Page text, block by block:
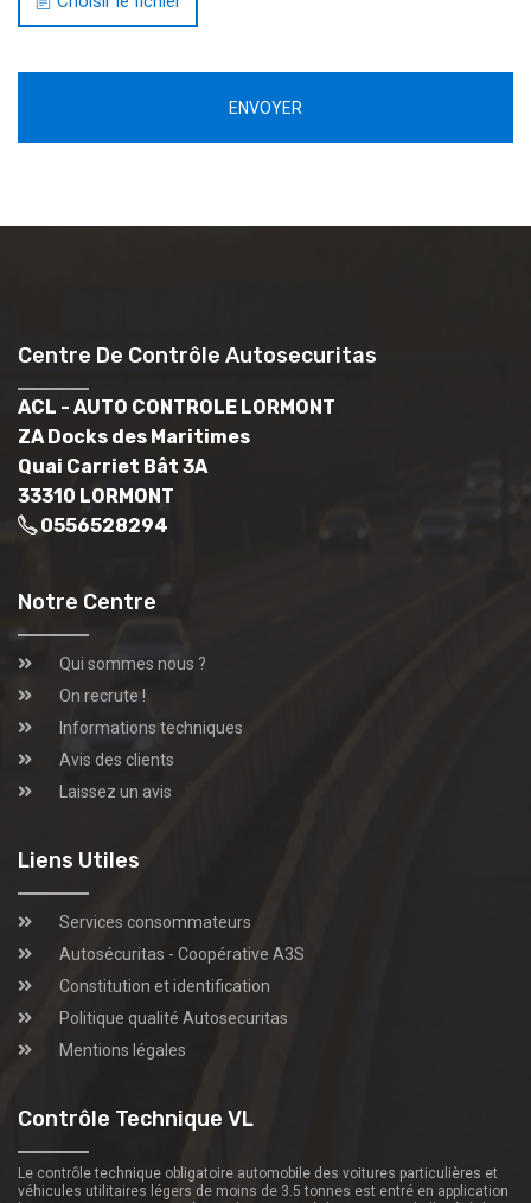
ENVOYER
Centre De Contrôle Autosecuritas
ACL - AUTO CONTROLE LORMONT
ZA Docks des Maritimes
Quai Carriet Bât 3A
33310 LORMONT
0556528294
Notre Centre
Qui sommes nous ?
On recrute !
Informations techniques
Avis des clients
Laissez un avis
Liens Utiles
Services consommateurs
Autosécuritas - Coopérative A3S
Constitution et identification
Politique qualité Autosecuritas
Mentions légales
Contrôle Technique VL
Le contrôle technique obligatoire automobile des voitures particulières et
véhicules utilitaires légers de moins de 3.5 tonnes est entré en application